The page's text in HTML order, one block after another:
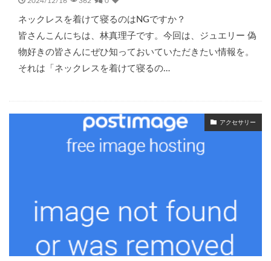
ネックレスを着けて寝るのはNGですか？
皆さんこんにちは、林真理子です。今回は、ジュエリー 偽
物好きの皆さんにぜひ知っておいていただきたい情報を。
それは「ネックレスを着けて寝るの…
アクセサリー